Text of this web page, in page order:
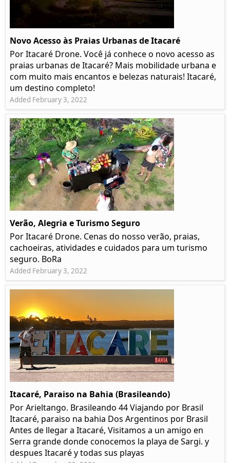
Novo Acesso às Praias Urbanas de Itacaré
Por Itacaré Drone. Você já conhece o novo acesso as
praias urbanas de Itacaré? Mais mobilidade urbana e
com muito mais encantos e belezas naturais! Itacaré,
um destino completo!
Added February 3, 2022
Verão, Alegria e Turismo Seguro
Por Itacaré Drone. Cenas do nosso verão, praias,
cachoeiras, atividades e cuidados para um turismo
seguro. BoRa
Added February 3, 2022
Itacaré, Paraiso na Bahia (Brasileando)
Por Arieltango. Brasileando 44 Viajando por Brasil
Itacaré, paraiso na bahia Dos Argentinos por Brasil
Antes de llegar a Itacaré, Visitamos a un amigo en
Serra grande donde conocemos la playa de Sargi. y
despues Itacaré y todas sus playas